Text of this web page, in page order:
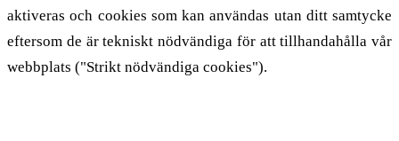
aktiveras och cookies som kan användas utan ditt samtycke
eftersom de är tekniskt nödvändiga för att tillhandahålla vår
webbplats ("Strikt nödvändiga cookies").